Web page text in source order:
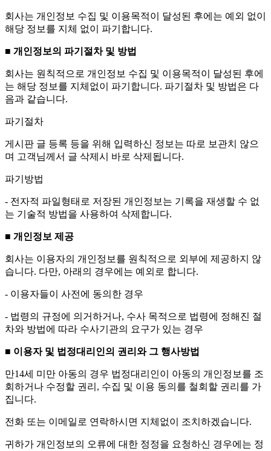
회사는 개인정보 수집 및 이용목적이 달성된 후에는 예외 없이
해당 정보를 지체 없이 파기합니다.
■ 개인정보의 파기절차 및 방법
회사는 원칙적으로 개인정보 수집 및 이용목적이 달성된 후에
는 해당 정보를 지체없이 파기합니다. 파기절차 및 방법은 다
음과 같습니다.
파기절차
게시판 글 등록 등을 위해 입력하신 정보는 따로 보관치 않으
며 고객님께서 글 삭제시 바로 삭제됩니다.
파기방법
- 전자적 파일형태로 저장된 개인정보는 기록을 재생할 수 없
는 기술적 방법을 사용하여 삭제합니다.
■ 개인정보 제공
회사는 이용자의 개인정보를 원칙적으로 외부에 제공하지 않
습니다. 다만, 아래의 경우에는 예외로 합니다.
- 이용자들이 사전에 동의한 경우
- 법령의 규정에 의거하거나, 수사 목적으로 법령에 정해진 절
차와 방법에 따라 수사기관의 요구가 있는 경우
■ 이용자 및 법정대리인의 권리와 그 행사방법
만14세 미만 아동의 경우 법정대리인이 아동의 개인정보를 조
회하거나 수정할 권리, 수집 및 이용 동의를 철회할 권리를 가
집니다.
전화 또는 이메일로 연락하시면 지체없이 조치하겠습니다.
귀하가 개인정보의 오류에 대한 정정을 요청하신 경우에는 정